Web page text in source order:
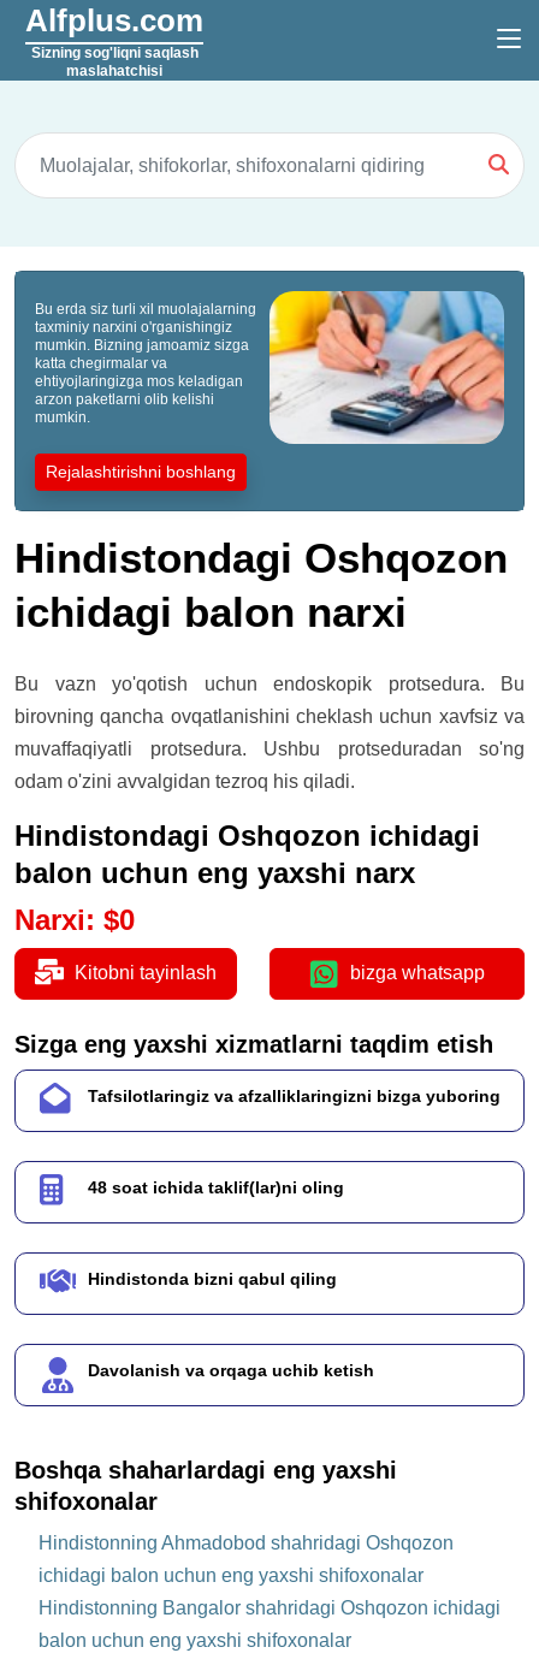
Alfplus.com
Sizning sog'liqni saqlash
maslahatchisi
Bu erda siz turli xil muolajalarning
taxminiy narxini o'rganishingiz
mumkin. Bizning jamoamiz sizga
katta chegirmalar va
ehtiyojlaringizga mos keladigan
arzon paketlarni olib kelishi
mumkin.
Rejalashtirishni boshlang
Hindistondagi Oshqozon
ichidagi balon narxi
Bu vazn yo'qotish uchun endoskopik protsedura. Bu
birovning qancha ovqatlanishini cheklash uchun xavfsiz va
muvaffaqiyatli protsedura. Ushbu protseduradan so'ng
odam o'zini avvalgidan tezroq his qiladi.
Hindistondagi Oshqozon ichidagi
balon uchun eng yaxshi narx
Narxi: $0
Kitobni tayinlash bizga whatsapp
Sizga eng yaxshi xizmatlarni taqdim etish
Tafsilotlaringiz va afzalliklaringizni bizga yuboring
48 soat ichida taklif(lar)ni oling
Hindistonda bizni qabul qiling
Davolanish va orqaga uchib ketish
Boshqa shaharlardagi eng yaxshi
shifoxonalar
Hindistonning Ahmadobod shahridagi Oshqozon
ichidagi balon uchun eng yaxshi shifoxonalar
Hindistonning Bangalor shahridagi Oshqozon ichidagi
balon uchun eng yaxshi shifoxonalar